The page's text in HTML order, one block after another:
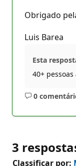
Obrigado
Luis Barea
Esta
40+
0
Sem
3
Classificar por: